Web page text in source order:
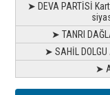
➤ DEVA PARTİSİ
➤ TANRI
➤ SAHİL DOLGU
➤